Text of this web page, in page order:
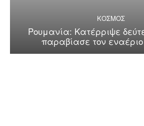
ΚΟΣΜΟΣ
Ρουμανία: Κατέρριψε
παραβίασε τον